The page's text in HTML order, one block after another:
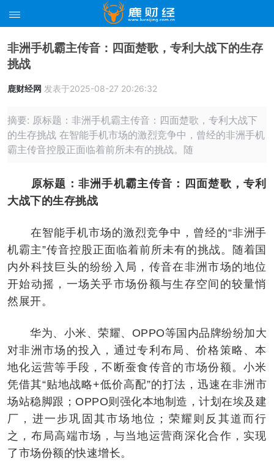
非洲手机霸主传音：四面楚歌，专利大战下的生存
挑战
鹿财经网 发表于2025-08-27 20:26:32
摘要: 原标题：非洲手机霸主传音：四面楚歌，专利大战下
的生存挑战 在智能手机市场的激烈竞争中，曾经的非洲手机
霸主传音控股正面临着前所未有的挑战。随
原标题：非洲手机霸主传音：四面楚歌，专利
大战下的生存挑战
在智能手机市场的激烈竞争中，曾经的“非洲手
机霸主”传音控股正面临着前所未有的挑战。随着国
内外科技巨头的纷纷入局，传音在非洲市场的地位
开始动摇，一场关乎市场份额与生存空间的较量悄
然展开。
华为、小米、荣耀、OPPO等国内品牌纷纷加大
对非洲市场的投入，通过专利布局、价格策略、本
地化运营等手段，不断蚕食传音的市场份额。小米
凭借其“贴地战略+低价高配”的打法，迅速在非洲市
场站稳脚跟；OPPO则强化本地制造，计划在埃及建
厂，进一步巩固其市场地位；荣耀则反其道而行
之，布局高端市场，与当地运营商深化合作，实现
了市场份额的快速增长。